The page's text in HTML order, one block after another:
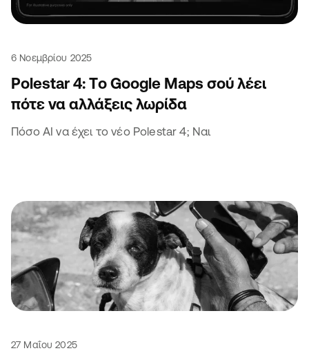
6 Νοεμβρίου 2025
Polestar 4: Tο Google Maps σού λέει
πότε να αλλάξεις λωρίδα
Πόσο AI να έχει το νέο Polestar 4; Ναι
27 Μαΐου 2025